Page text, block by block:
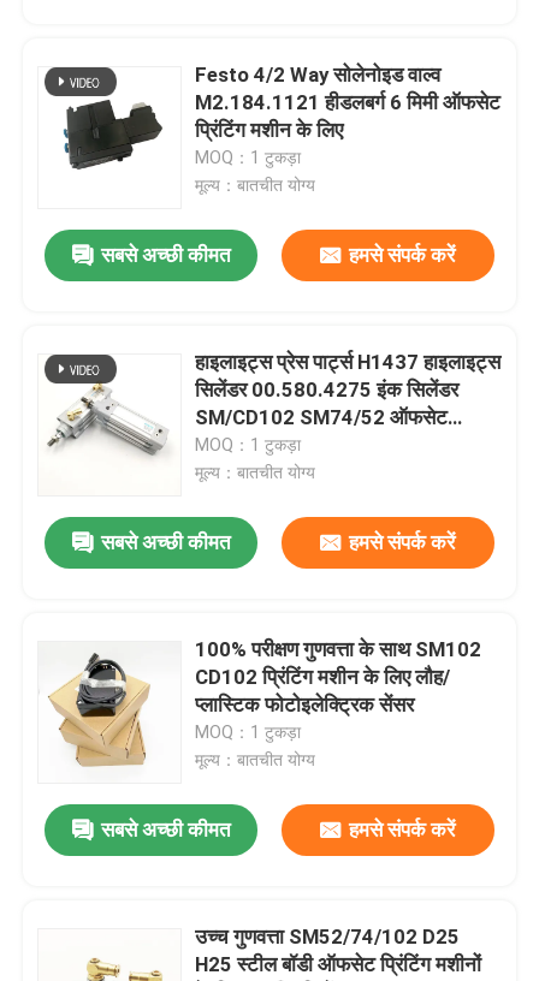
Festo 4/2 Way सोलेनोइड वाल्व
M2.184.1121 हीडलबर्ग 6 मिमी ऑफसेट
प्रिंटिंग मशीन के लिए
MOQ：1 टुकड़ा
मूल्य：बातचीत योग्य
सबसे अच्छी कीमत हमसे संपर्क करें
हाइलाइट्स प्रेस पार्ट्स H1437 हाइलाइट्स
सिलेंडर 00.580.4275 इंक सिलेंडर
SM/CD102 SM74/52 ऑफसेट
प्रिंटिंग
MOQ：1 टुकड़ा
मूल्य：बातचीत योग्य
सबसे अच्छी कीमत हमसे संपर्क करें
100% परीक्षण गुणवत्ता के साथ SM102
CD102 प्रिंटिंग मशीन के लिए लौह/
प्लास्टिक फोटोइलेक्ट्रिक सेंसर
MOQ：1 टुकड़ा
मूल्य：बातचीत योग्य
सबसे अच्छी कीमत हमसे संपर्क करें
उच्च गुणवत्ता SM52/74/102 D25
H25 स्टील बॉडी ऑफसेट प्रिंटिंग मशीनों